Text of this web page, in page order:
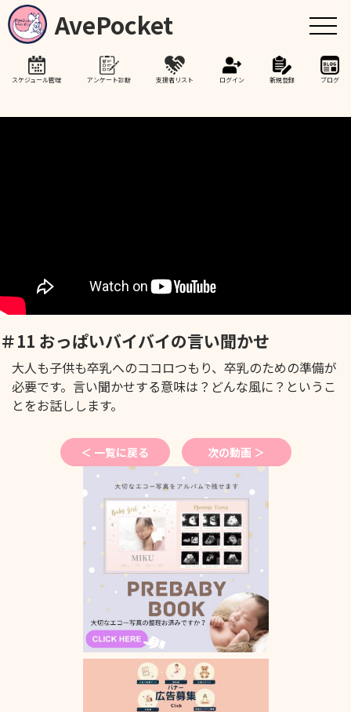
AvePocket
スケジュール管理 アンケート診断 支援者リスト ログイン 新規登録 ブログ
卒乳を考え始めたら
＃11 おっぱいバイバイの言い聞かせ
大人も子供も卒乳へのココロつもり、卒乳のための準備が
必要です。言い聞かせする意味は？どんな風に？というこ
とをお話しします。
＜ 一覧に戻る 次の動画 ＞